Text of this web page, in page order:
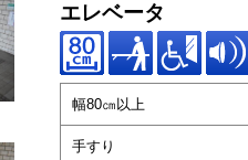
エレベータ
幅80㎝以上
手すり